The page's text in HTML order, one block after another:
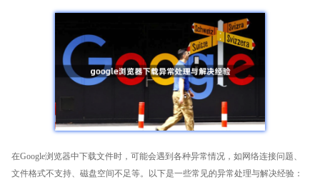
在Google浏览器中下载文件时，可能会遇到各种异常情况，如网络连接问题、
文件格式不支持、磁盘空间不足等。以下是一些常见的异常处理与解决经验：